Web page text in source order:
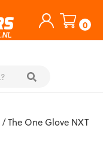
0
/ The One Glove NXT